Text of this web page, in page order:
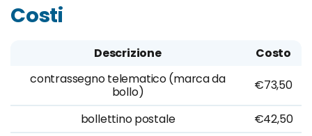
Costi
Descrizione
Costo
contrassegno telematico (marca da
bollo)
€73,50
bollettino postale €42,50